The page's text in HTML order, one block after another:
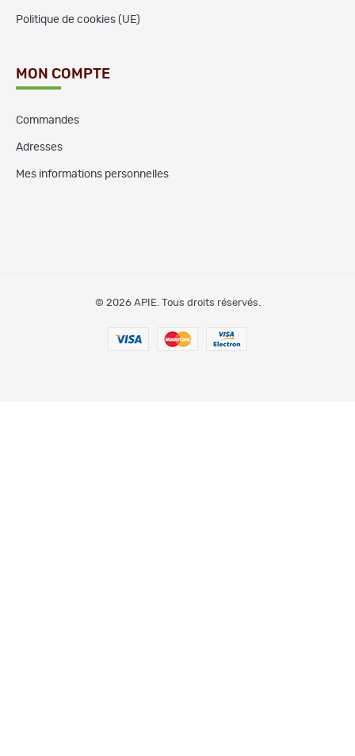
Politique de cookies (UE)
MON COMPTE
Commandes
Adresses
Mes informations personnelles
© 2026 APIE. Tous droits réservés.